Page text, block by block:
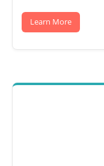
Learn More